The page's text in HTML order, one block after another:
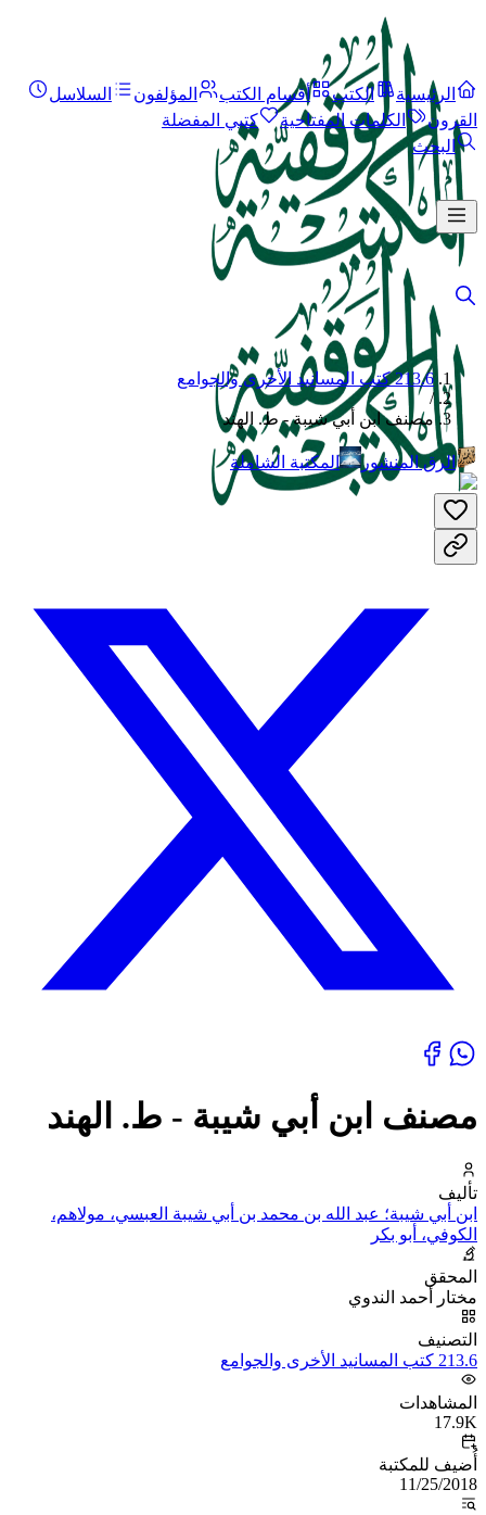
الرئيسية الكتب أقسام الكتب المؤلفون
السلاسل
القرون
الكلمات المفتاحية
كتبي المفضلة
البحث
213.6 كتب المسانيد الأخرى والجوامع
/
مصنف ابن أبي شيبة - ط. الهند
الرق المنشور المكتبة الشاملة
مصنف ابن أبي شيبة - ط. الهند
تأليف
ابن أبي شيبة؛ عبد الله بن محمد بن أبي شيبة العبسي، مولاهم،
الكوفي، أبو بكر
المحقق
مختار أحمد الندوي
التصنيف
213.6 كتب المسانيد الأخرى والجوامع
المشاهدات
17.9K
أُضيف للمكتبة
11/25/2018